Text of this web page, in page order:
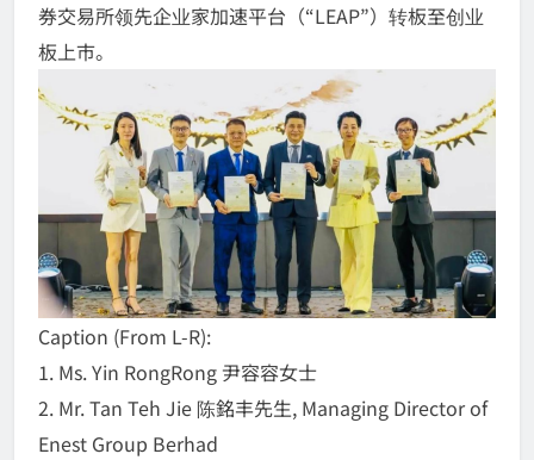
券交易所领先企业家加速平台（“LEAP”）转板至创业
板上市。
Caption (From L-R):
1. Ms. Yin RongRong 尹容容女士
2. ⁠Mr. Tan Teh Jie 陈銘丰先生, Managing Director of
Enest Group Berhad